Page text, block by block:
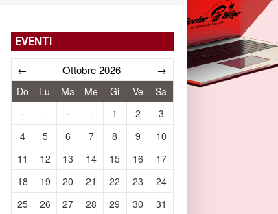
EVENTI
← Ottobre 2026 →
Do Lu Ma Me Gi Ve
Sa
·
· · · 1 2
3
4
5 6 7 8 9
10
11
12 13 14 15 16
17
18
19 20 21 22 23
24
25
26 27 28 29 30 31